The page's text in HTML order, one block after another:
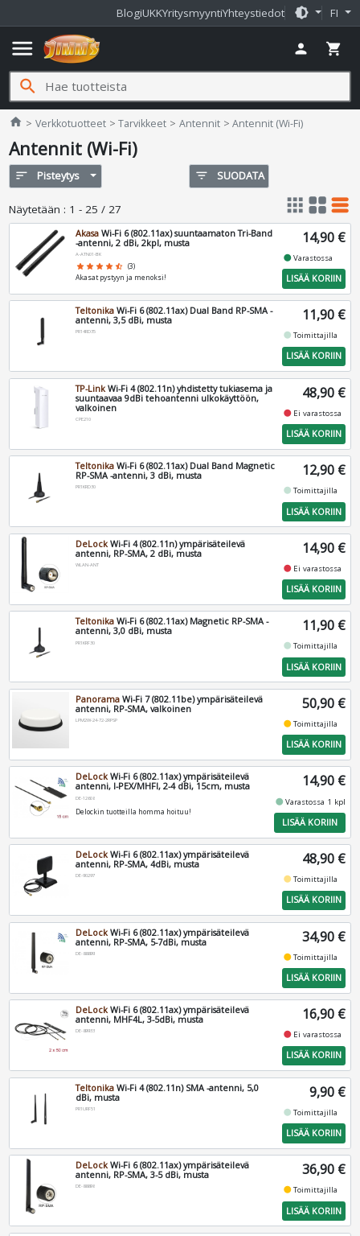
BlogiUKKYritysmyyntiYhteystiedot brightness_medium FI
menu person shopping_cart
search
home Jimms.fi
Verkkotuotteet Tarvikkeet Antennit Antennit (Wi-Fi)
Antennit (Wi-Fi)
sort Pisteytys filter_list SUODATA
Näytetään : 1 - 25 / 27 apps grid_view table_rows
Akasa Wi-Fi 6 (802.11ax) suuntaamaton Tri-Band
-antenni, 2 dBi, 2kpl, musta
A-ATN01-BK
star star star star star_half (3)
Akasat pystyyn ja menoksi!
14,90 €
fiber_manual_recordVarastossa
LISÄÄ KORIIN
Teltonika Wi-Fi 6 (802.11ax) Dual Band RP-SMA -
antenni, 3,5 dBi, musta
PR14RD35
11,90 €
fiber_manual_recordToimittajilla
LISÄÄ KORIIN
TP-Link Wi-Fi 4 (802.11n) yhdistetty tukiasema ja
suuntaavaa 9dBi tehoantenni ulkokäyttöön,
valkoinen
CPE210
48,90 €
fiber_manual_record Ei varastossa
LISÄÄ KORIIN
Teltonika Wi-Fi 6 (802.11ax) Dual Band Magnetic
RP-SMA -antenni, 3 dBi, musta
PR1KRD30
12,90 €
fiber_manual_recordToimittajilla
LISÄÄ KORIIN
DeLock Wi-Fi 4 (802.11n) ympärisäteilevä
antenni, RP-SMA, 2 dBi, musta
WLAN-ANT
14,90 €
fiber_manual_record Ei varastossa
LISÄÄ KORIIN
Teltonika Wi-Fi 6 (802.11ax) Magnetic RP-SMA -
antenni, 3,0 dBi, musta
PR1KRF30
11,90 €
fiber_manual_recordToimittajilla
LISÄÄ KORIIN
Panorama Wi-Fi 7 (802.11be) ympärisäteilevä
antenni, RP-SMA, valkoinen
LPM2W-24-72-2RPSP
50,90 €
fiber_manual_recordToimittajilla
LISÄÄ KORIIN
DeLockWi-Fi 6 (802.11ax) ympärisäteilevä
antenni, I-PEX/MHFI, 2-4 dBi, 15cm, musta
DE-12608
Delockin tuotteilla homma hoituu!
14,90 €
fiber_manual_recordVarastossa 1 kpl
LISÄÄ KORIIN
DeLockWi-Fi 6 (802.11ax) ympärisäteilevä
antenni, RP-SMA, 4dBi, musta
DE-90297
48,90 €
fiber_manual_recordToimittajilla
LISÄÄ KORIIN
DeLock Wi-Fi 6 (802.11ax) ympärisäteilevä
antenni, RP-SMA, 5-7dBi, musta
DE-88899
34,90 €
fiber_manual_recordToimittajilla
LISÄÄ KORIIN
DeLockWi-Fi 6 (802.11ax) ympärisäteilevä
antenni, MHF4L, 3-5dBi, musta
DE-89933
16,90 €
fiber_manual_record Ei varastossa
LISÄÄ KORIIN
Teltonika Wi-Fi 4 (802.11n) SMA -antenni, 5,0
dBi, musta
PR1URF51
9,90 €
fiber_manual_recordToimittajilla
LISÄÄ KORIIN
DeLockWi-Fi 6 (802.11ax) ympärisäteilevä
antenni, RP-SMA, 3-5 dBi, musta
DE-88898
36,90 €
fiber_manual_recordToimittajilla
LISÄÄ KORIIN